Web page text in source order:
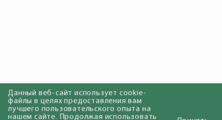
Данный веб-сайт использует cookie-
файлы в целях предоставления вам
лучшего пользовательского опыта на
нашем сайте. Продолжая использовать